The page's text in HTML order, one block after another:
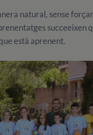
natural, sense
succeeixen
està aprenent.